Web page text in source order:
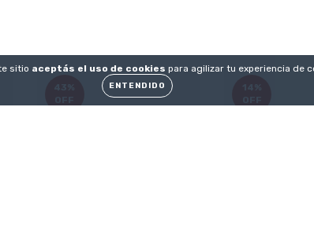
sitio aceptás el uso de cookies para agilizar tu experiencia de
ENTENDIDO